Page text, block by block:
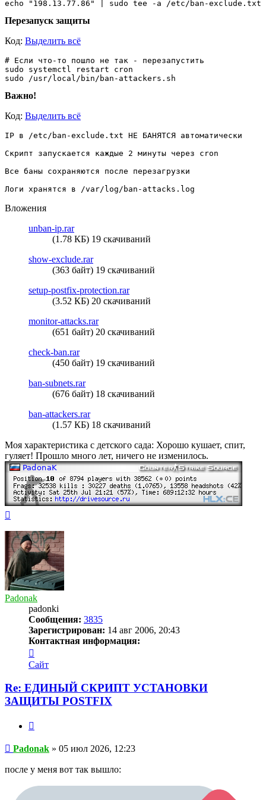
Перезапуск защиты
Код: Выделить всё
# Если что-то пошло не так - перезапустить
sudo systemctl restart cron
Важно!
Код: Выделить всё
IP в /etc/ban-exclude.txt НЕ БАНЯТСЯ автоматически
Скрипт запускается каждые 2 минуты через cron
Все баны сохраняются после перезагрузки
Вложения
unban-ip.rar
(1.78 КБ) 19 скачиваний
show-exclude.rar
(363 байт) 19 скачиваний
setup-postfix-protection.rar
(3.52 КБ) 20 скачиваний
monitor-attacks.rar
(651 байт) 20 скачиваний
check-ban.rar
(450 байт) 19 скачиваний
ban-subnets.rar
(676 байт) 18 скачиваний
ban-attackers.rar
(1.57 КБ) 18 скачиваний
Моя характеристика с детского сада: Хорошо кушает, спит,
гуляет! Прошло много лет, ничего не изменилось.
началу
Padonak
padonki
Сообщения: 3835
Зарегистрирован: 14 авг 2006, 20:43
Контактная информация:
информация
пользователя
Padonak
Сайт
Re: ЕДИНЫЙ СКРИПТ УСТАНОВКИ
ЗАЩИТЫ POSTFIX
Сообщение
Padonak » 05 июл 2026, 12:23
после у меня вот так вышло: